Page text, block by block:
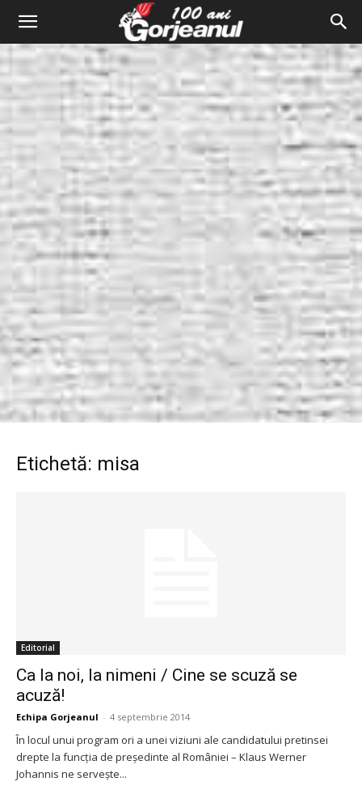
Etichetă: misa
Editorial
Ca la noi, la nimeni / Cine se scuză se
acuză!
Echipa Gorjeanul - 4 septembrie 2014
În locul unui program ori a unei viziuni ale candidatului pretinsei
drepte la funcţia de preşedinte al României – Klaus Werner
Johannis ne serveşte...